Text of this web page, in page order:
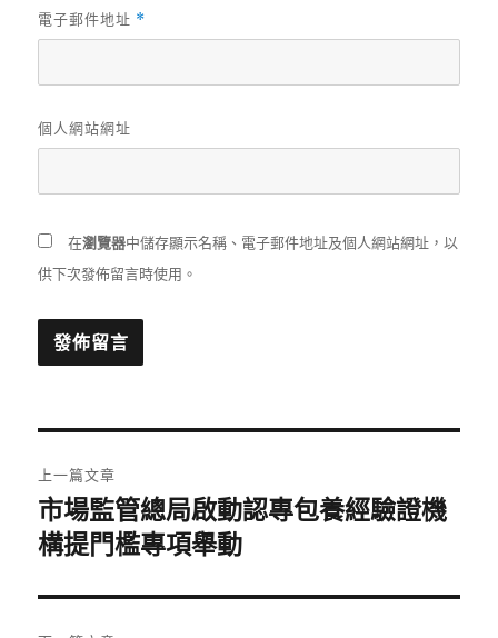
電子郵件地址 *
個人網站網址
在瀏覽器中儲存顯示名稱、電子郵件地址及個人網站網址，以
供下次發佈留言時使用。
章
導
覽
上一篇文章
上
一
文
章:
市場監管總局啟動認專包養經驗證機
構提門檻專項舉動